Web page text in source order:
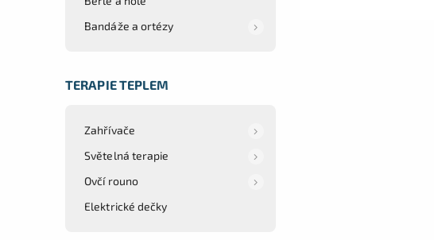
Bandáže a ortézy
TERAPIE TEPLEM
Zahřívače
Světelná terapie
Ovčí rouno
Elektrické dečky